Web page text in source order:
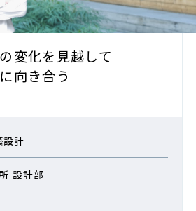
変化を見越して
向き合う
設計
設計部